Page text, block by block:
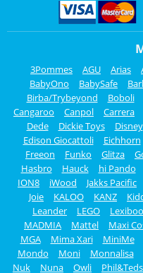
3Pommes AGU Arias
BabyOno
BabySafe
Birba/Trybeyond
Boboli
Cangaroo
Canpol Carrera
Dede
Dickie Toys Disney
Edison Giocattoli
Eichhorn
Freeon
Funko Glitza
Hasbro
Hauck hi Pando
ION8
iWood Jakks Pacific
Joie
KALOO KANZ
Leander
LEGO
MADMIA
Mattel Maxi
MGA
Mima Xari MiniMe
Mondo
Moni Monnalisa
Nuk
Nuna Owli Phil&Teds